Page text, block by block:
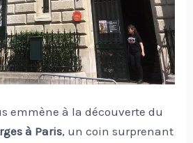
emmène à la découverte du
à Paris, un coin surprenant